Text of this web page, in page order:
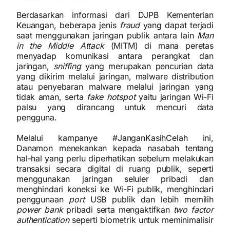
Berdasarkan informasi dari DJPB Kementerian
Keuangan, beberapa jenis fraudyang dapat terjadi
saat menggunakan jaringan publik antara lain Man
in the Middle Attack(MITM) di mana peretas
menyadap komunikasi antara perangkat dan
jaringan, sniffingyang merupakan pencurian data
yang dikirim melalui jaringan, malware distribution
atau penyebaran malware melalui jaringan yang
tidak aman, serta fake hotspotyaitu jaringan Wi-Fi
palsu yang dirancang untuk mencuri data
pengguna.
Melalui kampanye #JanganKasihCelah ini,
Danamon menekankan kepada nasabah tentang
hal-hal yang perlu diperhatikan sebelum melakukan
transaksi secara digital di ruang publik, seperti
menggunakan jaringan seluler pribadi dan
menghindari koneksi ke Wi-Fi publik, menghindari
penggunaan portUSB publik dan lebih memilih
power bankpribadi serta mengaktifkan two factor
authenticationseperti biometrik untuk meminimalisir